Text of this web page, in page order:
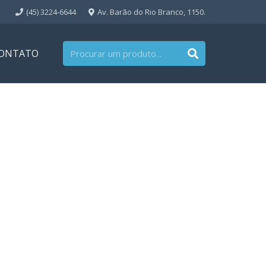
(45) 3224-6644 Av. Barão do Rio Branco, 1150.